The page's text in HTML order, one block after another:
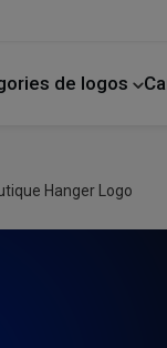
de logos
Hanger Logo